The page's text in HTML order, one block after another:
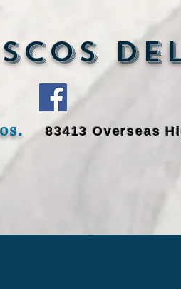
83413 Overseas